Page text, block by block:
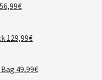
129,99€
49,99€